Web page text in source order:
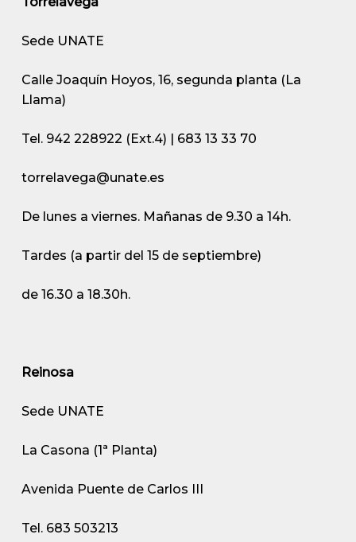
Sede UNATE
Calle Joaquín Hoyos, 16, segunda planta (La
Llama)
Tel. 942 228922 (Ext.4) | 683 13 33 70
torrelavega@unate.es
De lunes a viernes. Mañanas de 9.30 a 14h.
Tardes (a partir del 15 de septiembre)
de 16.30 a 18.30h.
Reinosa
Sede UNATE
La Casona (1ª Planta)
Avenida Puente de Carlos III
Tel. 683 503213